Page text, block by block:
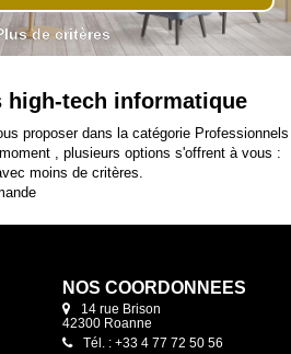
de critères
high-tech informatique
proposer dans la catégorie Professionnels
, plusieurs options s'offrent à vous :
moins de critères.
NOS COORDONNÉES
14 rue Brison
42300 Roanne
Tél. : +33 4 77 72 50 56